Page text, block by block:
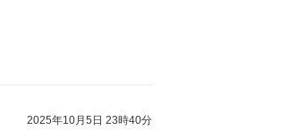
2025年10月5日 23時40分